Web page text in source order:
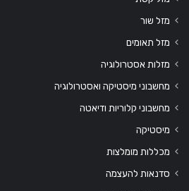
מזל שור
מזל תאומים
מזלות אסטרולוגיה
מחשבוני מיסטיקה ואסטרולוגיה
מחשבוני קלוריות ודיאטה
מיסטיקה
מכללות מומלצות
סדנאות להעצמה